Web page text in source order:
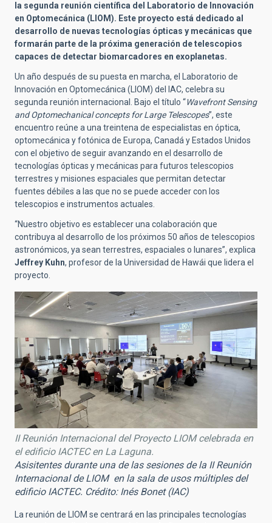
la segunda reunión científica del Laboratorio de Innovación
en Optomecánica (LIOM). Este proyecto está dedicado al
desarrollo de nuevas tecnologías ópticas y mecánicas que
formarán parte de la próxima generación de telescopios
capaces de detectar biomarcadores en exoplanetas.
Un año después de su puesta en marcha, el Laboratorio de
Innovación en Optomecánica (LIOM) del IAC, celebra su
segunda reunión internacional. Bajo el título “Wavefront Sensing
and Optomechanical concepts for Large Telescopes”, este
encuentro reúne a una treintena de especialistas en óptica,
optomecánica y fotónica de Europa, Canadá y Estados Unidos
con el objetivo de seguir avanzando en el desarrollo de
tecnologías ópticas y mecánicas para futuros telescopios
terrestres y misiones espaciales que permitan detectar
fuentes débiles a las que no se puede acceder con los
telescopios e instrumentos actuales.
“Nuestro objetivo es establecer una colaboración que
contribuya al desarrollo de los próximos 50 años de telescopios
astronómicos, ya sean terrestres, espaciales o lunares”, explica
Jeffrey Kuhn, profesor de la Universidad de Hawái que lidera el
proyecto.
II Reunión Internacional del Proyecto LIOM celebrada en
el edificio IACTEC en La Laguna.
Asisitentes durante una de las sesiones de la II Reunión
Internacional de LIOM en la sala de usos múltiples del
edificio IACTEC. Crédito: Inés Bonet (IAC)
La reunión de LIOM se centrará en las principales tecnologías